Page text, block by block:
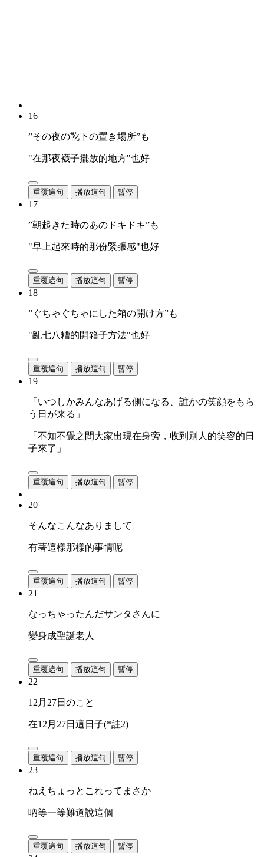
16
”その夜の靴下の置き場所”も
"在那夜襪子擺放的地方"也好
重覆這句 播放這句 暫停
17
”朝起きた時のあのドキドキ”も
"早上起來時的那份緊張感"也好
重覆這句 播放這句 暫停
18
”ぐちゃぐちゃにした箱の開け方”も
"亂七八糟的開箱子方法"也好
重覆這句 播放這句 暫停
19
「いつしかみんなあげる側になる、誰かの笑顔をもら
う日が来る」
「不知不覺之間大家出現在身旁，收到別人的笑容的日
子來了」
重覆這句 播放這句 暫停
20
そんなこんなありまして
有著這樣那樣的事情呢
重覆這句 播放這句 暫停
21
なっちゃったんだサンタさんに
變身成聖誕老人
重覆這句 播放這句 暫停
22
12月27日のこと
在12月27日這日子(*註2)
重覆這句 播放這句 暫停
23
ねえちょっとこれってまさか
吶等一等難道說這個
重覆這句 播放這句 暫停